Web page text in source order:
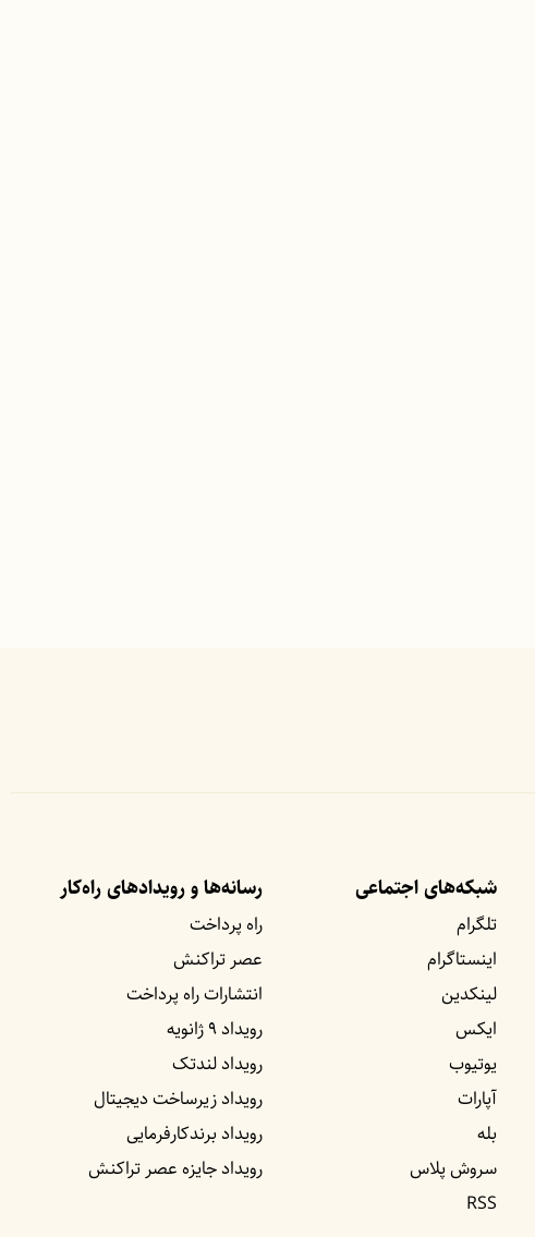
شبکه‌های اجتماعی
تلگرام
اینستاگرام
لینکدین
ایکس
یوتیوب
آپارات
بله
سروش پلاس
RSS
رسانه‌ها و رویداد‌های راه‌کار
راه پرداخت
عصر تراکنش
انتشارات راه پرداخت
رویداد ۹ ژانویه
رویداد لندتک
رویداد زیرساخت دیجیتال
رویداد برندکارفرمایی
رویداد جایزه عصر تراکنش